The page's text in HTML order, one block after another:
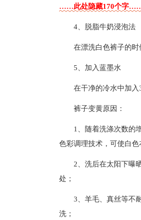
……此处隐藏170个字
4、脱脂牛奶浸泡法
在漂洗白色裤子的时
5、加入蓝墨水
在干净的冷水中加入
裤子变黄原因：
1、随着洗涤次数的
色彩调理技术，可使白色
2、洗后在太阳下曝
处；
3、羊毛、真丝等不
洗；